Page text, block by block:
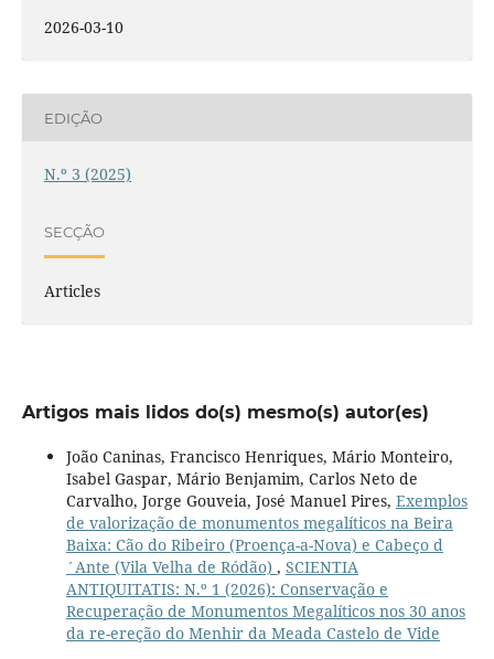
2026-03-10
EDIÇÃO
N.º 3 (2025)
SECÇÃO
Articles
Artigos mais lidos do(s) mesmo(s) autor(es)
João Caninas, Francisco Henriques, Mário Monteiro,
Isabel Gaspar, Mário Benjamim, Carlos Neto de
Carvalho, Jorge Gouveia, José Manuel Pires, Exemplos
de valorização de monumentos megalíticos na Beira
Baixa: Cão do Ribeiro (Proença-a-Nova) e Cabeço d
´Ante (Vila Velha de Ródão) , SCIENTIA
ANTIQUITATIS: N.º 1 (2026): Conservação e
Recuperação de Monumentos Megalíticos nos 30 anos
da re-ereção do Menhir da Meada Castelo de Vide